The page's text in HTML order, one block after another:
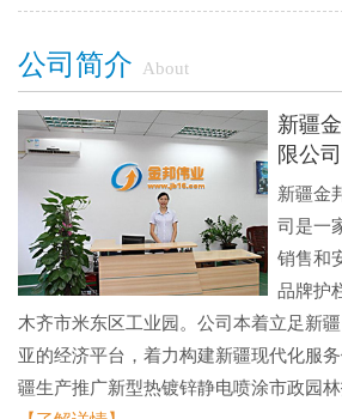
球场围栏网：守护运动安全的“隐形...
新疆金邦伟业：方管铁艺护栏——安...
新疆金邦伟业道路隔离栅：以创新工...
钢板网：城市基建与工业领域的“金...
公司简介 About
新疆
限公司
新疆金
司是一
销售和
品牌护
木齐市米东区工业园。公司本着立足新
亚的经济平台，着力构建新疆现代化服
疆生产推广新型热镀锌静电喷涂市政园